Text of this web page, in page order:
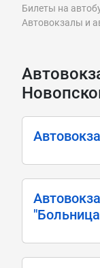
Билеты на
Автовокзалы и